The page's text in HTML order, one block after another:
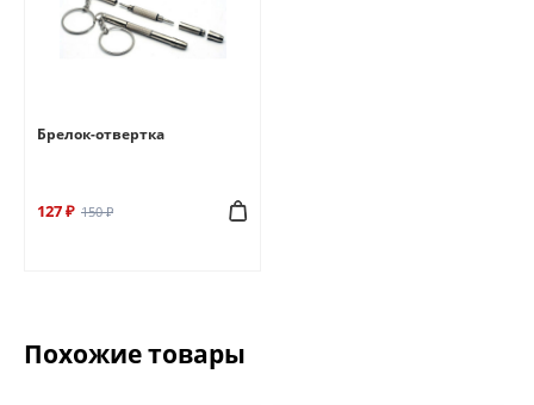
Брелок-отвертка
127 ₽ 150 ₽
Похожие товары